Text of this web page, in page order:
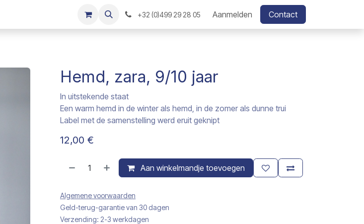
+32 (0)499 29 28 05 Aanmelden Contact
Hemd, zara, 9/10 jaar
In uitstekende staat
Een warm hemd in de winter als hemd, in de zomer als dunne trui
Label met de samenstelling werd eruit geknipt
12,00 €
Aan winkelmandje toevoegen
Algemene voorwaarden
Geld-terug-garantie van 30 dagen
Verzending: 2-3 werkdagen